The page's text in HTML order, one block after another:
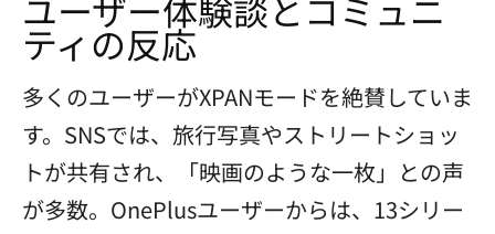
ティの反応
多くのユーザーがXPANモードを絶賛していま
す。SNSでは、旅行写真やストリートショッ
トが共有され、「映画のような一枚」との声
が多数。OnePlusユーザーからは、13シリー